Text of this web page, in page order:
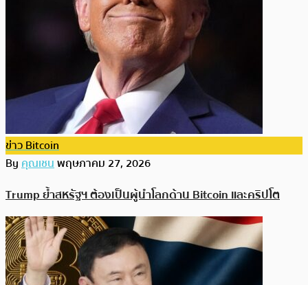
ข่าว Bitcoin
Byคุณเชนพฤษภาคม 27, 2026
Trump ย้ำสหรัฐฯ ต้องเป็นผู้นำโลกด้าน Bitcoin และคริปโต